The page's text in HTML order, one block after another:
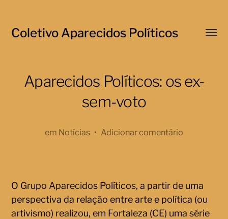
Coletivo Aparecidos Políticos
Menu
Aparecidos Políticos: os ex-
sem-voto
em Notícias • Adicionar comentário
O Grupo Aparecidos Políticos, a partir de uma
perspectiva da relação entre arte e política (ou
artivismo) realizou, em Fortaleza (CE) uma série